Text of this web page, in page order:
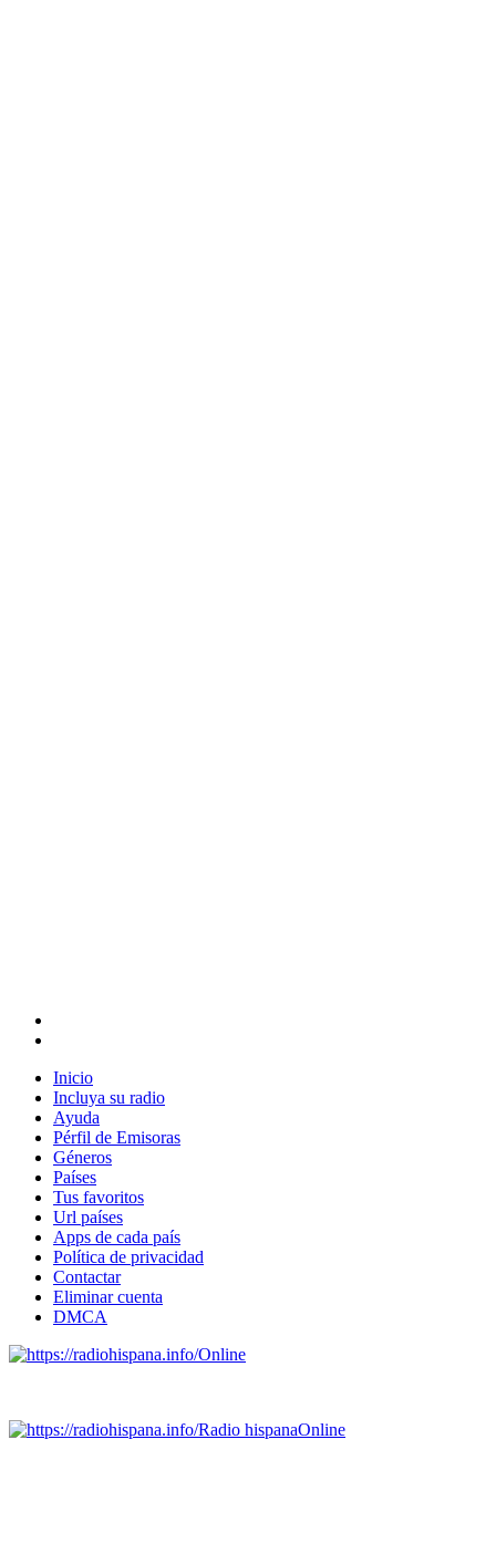
Inicio
Incluya su radio
Ayuda
Pérfil de Emisoras
Géneros
Países
Tus favoritos
Url países
Apps de cada país
Política de privacidad
Contactar
Eliminar cuenta
DMCA
Online
Radio hispanaOnline